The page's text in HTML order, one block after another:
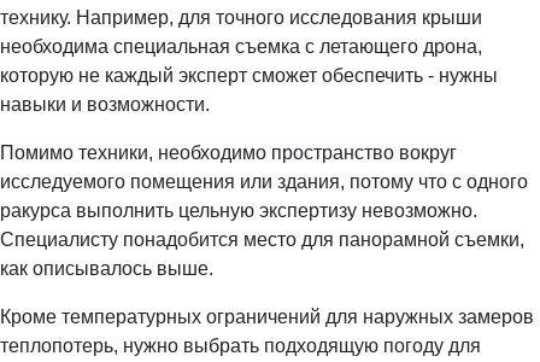
технику. Например, для точного исследования крыши
необходима специальная съемка с летающего дрона,
которую не каждый эксперт сможет обеспечить - нужны
навыки и возможности.
Помимо техники, необходимо пространство вокруг
исследуемого помещения или здания, потому что с одного
ракурса выполнить цельную экспертизу невозможно.
Специалисту понадобится место для панорамной съемки,
как описывалось выше.
Кроме температурных ограничений для наружных замеров
теплопотерь, нужно выбрать подходящую погоду для